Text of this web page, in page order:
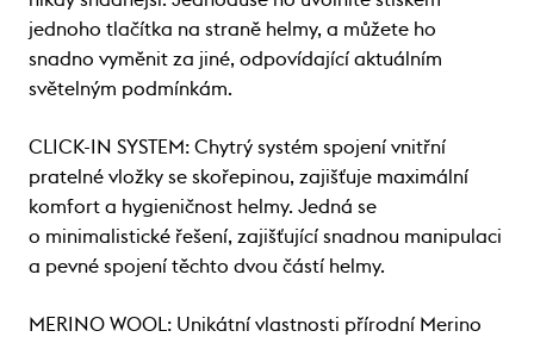
jednoho tlačítka na straně helmy, a můžete ho
snadno vyměnit za jiné, odpovídající aktuálním
světelným podmínkám.
CLICK-IN SYSTEM: Chytrý systém spojení vnitřní
pratelné vložky se skořepinou, zajišťuje maximální
komfort a hygieničnost helmy. Jedná se
o minimalistické řešení, zajišťující snadnou manipulaci
a pevné spojení těchto dvou částí helmy.
MERINO WOOL: Unikátní vlastnosti přírodní Merino